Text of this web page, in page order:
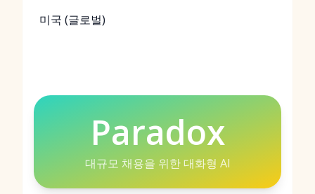
미국 (글로벌)
Paradox
대규모 채용을 위한 대화형 AI